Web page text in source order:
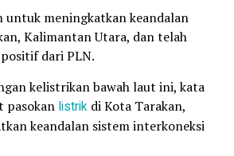
untuk meningkatkan keandalan
Kalimantan Utara, dan telah
dari PLN.
kelistrikan bawah laut ini, kata
pasokan listrik di Kota Tarakan,
keandalan sistem interkoneksi